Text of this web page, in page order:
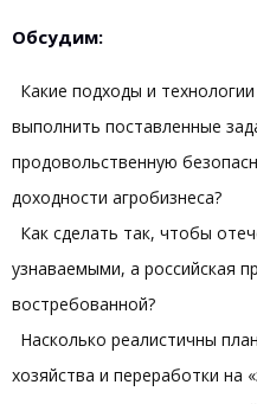
Обсудим:
Какие подходы и
выполнить поставленные
продовольственную
доходности агробизнеса?
Как сделать так, чтобы
узнаваемыми, а российская
востребованной?
Насколько реалистичны
хозяйства и переработки на